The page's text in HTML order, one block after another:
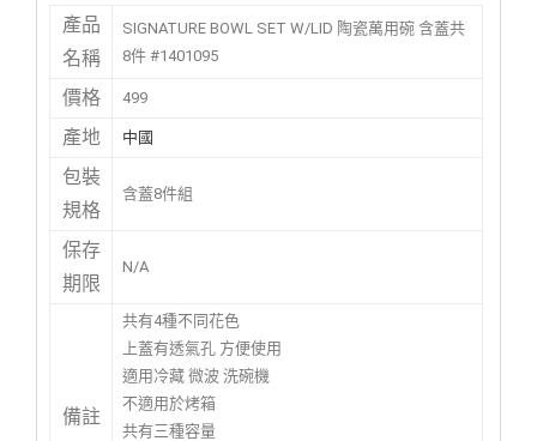
產品
名稱
SIGNATURE BOWL SET W/LID 陶瓷萬用碗 含蓋共
8件 #1401095
價格 499
產地 中國
包裝
規格
含蓋8件組
保存
期限
N/A
備註
共有4種不同花色
上蓋有透氣孔 方便使用
適用冷藏 微波 洗碗機
不適用於烤箱
共有三種容量